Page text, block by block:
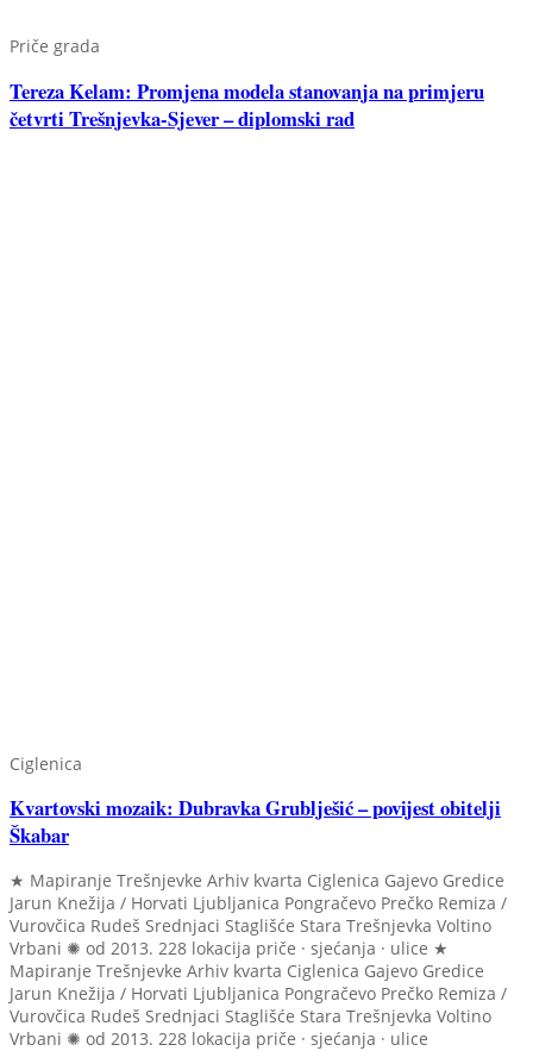
Priče grada
Tereza Kelam: Promjena modela stanovanja na primjeru
četvrti Trešnjevka-Sjever – diplomski rad
Ciglenica
Kvartovski mozaik: Dubravka Grublješić – povijest obitelji
Škabar
★ Mapiranje Trešnjevke Arhiv kvarta Ciglenica Gajevo Gredice
Jarun Knežija / Horvati Ljubljanica Pongračevo Prečko Remiza /
Vurovčica Rudeš Srednjaci Staglišće Stara Trešnjevka Voltino
Vrbani ✺ od 2013. 228 lokacija priče · sjećanja · ulice ★
Mapiranje Trešnjevke Arhiv kvarta Ciglenica Gajevo Gredice
Jarun Knežija / Horvati Ljubljanica Pongračevo Prečko Remiza /
Vurovčica Rudeš Srednjaci Staglišće Stara Trešnjevka Voltino
Vrbani ✺ od 2013. 228 lokacija priče · sjećanja · ulice